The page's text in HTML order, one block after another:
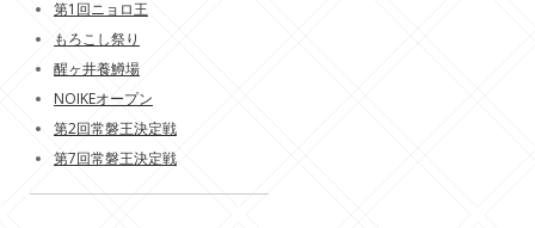
第1回ニョロ王
もろこし祭り
醒ヶ井養鱒場
NOIKEオープン
第2回常磐王決定戦
第7回常磐王決定戦